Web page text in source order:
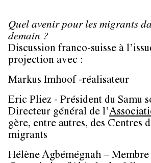
Quel avenir pour les migrants
demain ?
Discussion franco-suisse à
projection avec :
Markus Imhoof -réalisateur
Eric Pliez - Président du Samu
Directeur général de l’
gère, entre autres, des Centres
migrants
Hélène Agbémégnah – Membre